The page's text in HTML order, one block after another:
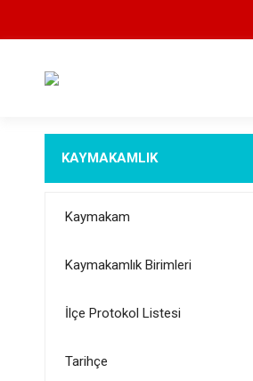
KAYMAKAMLIK
Kaymakam
Kaymakamlık Birimleri
İlçe Protokol Listesi
Tarihçe